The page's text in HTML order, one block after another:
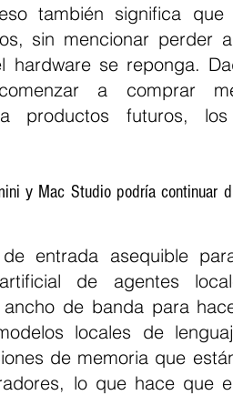
también significa que
sin mencionar perder
hardware se reponga.
a comprar
productos futuros, los
y Mac Studio podría continuar
entrada asequible
de agentes
de banda para
locales de
de memoria que
lo que hace que